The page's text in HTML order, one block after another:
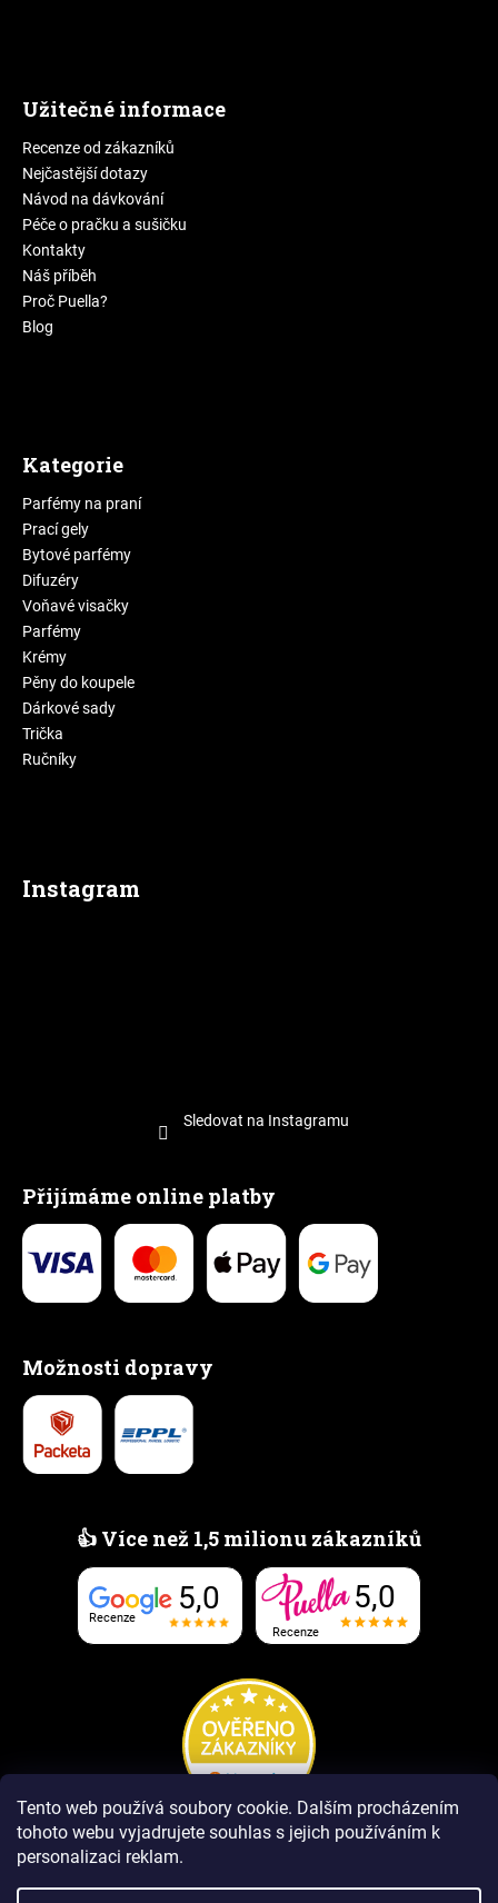
Tento web používá soubory cookie. Dalším procházením
tohoto webu vyjadrujete souhlas s jejich používáním k
personalizaci reklam.
Užitečné informace
Recenze od zákazníků
Nejčastější dotazy
Návod na dávkování
Péče o pračku a sušičku
Kontakty
Náš příběh
Proč Puella?
Blog
Kategorie
Parfémy na praní
Prací gely
Bytové parfémy
Difuzéry
Voňavé visačky
Parfémy
Krémy
Pěny do koupele
Dárkové sady
Trička
Ručníky
Instagram
Sledovat na Instagramu
Přijímáme online platby
Možnosti dopravy
👍 Více než 1,5 milionu zákazníků
Recenze
5,0
Recenze
5,0